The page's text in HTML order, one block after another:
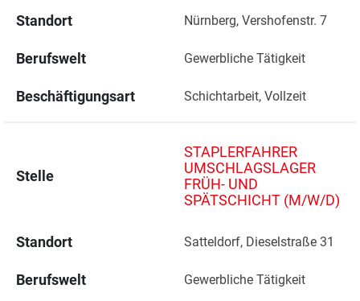
Standort Nürnberg, Vershofenstr. 7
Berufswelt Gewerbliche Tätigkeit
Beschäftigungsart Schichtarbeit, Vollzeit
Stelle
STAPLERFAHRER
UMSCHLAGSLAGER
FRÜH- UND
SPÄTSCHICHT (M/W/D)
Standort Satteldorf, Dieselstraße 31
Berufswelt Gewerbliche Tätigkeit